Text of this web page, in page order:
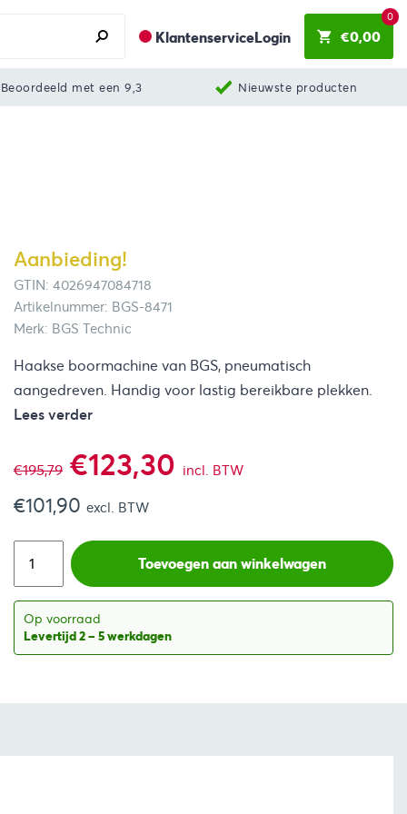
KlantenserviceLogin €0,00
0
Beoordeeld met een 9,3 Nieuwste producten
Aanbieding!
GTIN: 4026947084718
Artikelnummer: BGS-8471
Merk: BGS Technic
Haakse boormachine van BGS, pneumatisch
aangedreven. Handig voor lastig bereikbare plekken.
Lees verder
€195,79 Oorspronkelijke
prijs
was:
€195,79.
€123,30 Huidige
is:
€123,30.
incl. BTW
€101,90 excl. BTW
Toevoegen aan winkelwagen
Op voorraad
Levertijd 2 – 5 werkdagen